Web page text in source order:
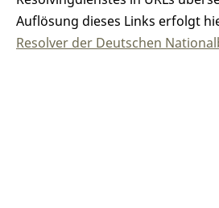
Auflösung dieses Links erfolgt
Resolver der Deutschen